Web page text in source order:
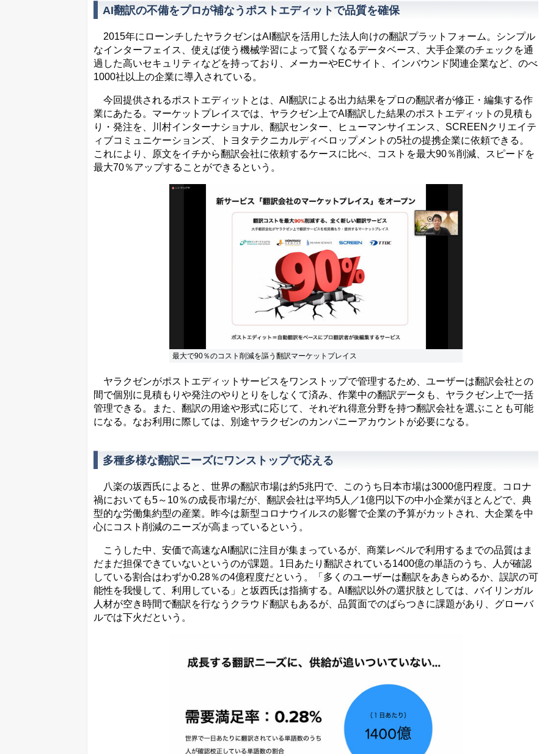
AI翻訳の不備をプロが補なうポストエディットで品質を確保
2015年にローンチしたヤラクゼンはAI翻訳を活用した法人向けの翻訳プラットフォーム。シンプル
なインターフェイス、使えば使う機械学習によって賢くなるデータベース、大手企業のチェックを通
過した高いセキュリティなどを持っており、メーカーやECサイト、インバウンド関連企業など、のべ
1000社以上の企業に導入されている。
今回提供されるポストエディットとは、AI翻訳による出力結果をプロの翻訳者が修正・編集する作
業にあたる。マーケットプレイスでは、ヤラクゼン上でAI翻訳した結果のポストエディットの見積も
り・発注を、川村インターナショナル、翻訳センター、ヒューマンサイエンス、SCREENクリエイテ
ィブコミュニケーションズ、トヨタテクニカルディベロップメントの5社の提携企業に依頼できる。
これにより、原文をイチから翻訳会社に依頼するケースに比べ、コストを最大90％削減、スピードを
最大70％アップすることができるという。
最大で90％のコスト削減を謳う翻訳マーケットプレイス
ヤラクゼンがポストエディットサービスをワンストップで管理するため、ユーザーは翻訳会社との
間で個別に見積もりや発注のやりとりをしなくて済み、作業中の翻訳データも、ヤラクゼン上で一括
管理できる。また、翻訳の用途や形式に応じて、それぞれ得意分野を持つ翻訳会社を選ぶことも可能
になる。なお利用に際しては、別途ヤラクゼンのカンパニーアカウントが必要になる。
多種多様な翻訳ニーズにワンストップで応える
八楽の坂西氏によると、世界の翻訳市場は約5兆円で、このうち日本市場は3000億円程度。コロナ
禍においても5～10％の成長市場だが、翻訳会社は平均5人／1億円以下の中小企業がほとんどで、典
型的な労働集約型の産業。昨今は新型コロナウイルスの影響で企業の予算がカットされ、大企業を中
心にコスト削減のニーズが高まっているという。
こうした中、安価で高速なAI翻訳に注目が集まっているが、商業レベルで利用するまでの品質はま
だまだ担保できていないというのが課題。1日あたり翻訳されている1400億の単語のうち、人が確認
している割合はわずか0.28％の4億程度だという。「多くのユーザーは翻訳をあきらめるか、誤訳の可
能性を我慢して、利用している」と坂西氏は指摘する。AI翻訳以外の選択肢としては、バイリンガル
人材が空き時間で翻訳を行なうクラウド翻訳もあるが、品質面でのばらつきに課題があり、グローバ
ルでは下火だという。